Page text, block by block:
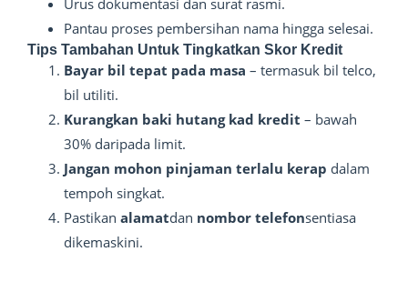
Pantau proses pembersihan nama hingga selesai.
Tips Tambahan Untuk Tingkatkan Skor Kredit
Bayar bil tepat pada masa – termasuk bil telco,
bil utiliti.
Kurangkan baki hutang kad kredit – bawah
30% daripada limit.
Jangan mohon pinjaman terlalu kerap dalam
tempoh singkat.
Pastikan alamatdan nombor telefonsentiasa
dikemaskini.